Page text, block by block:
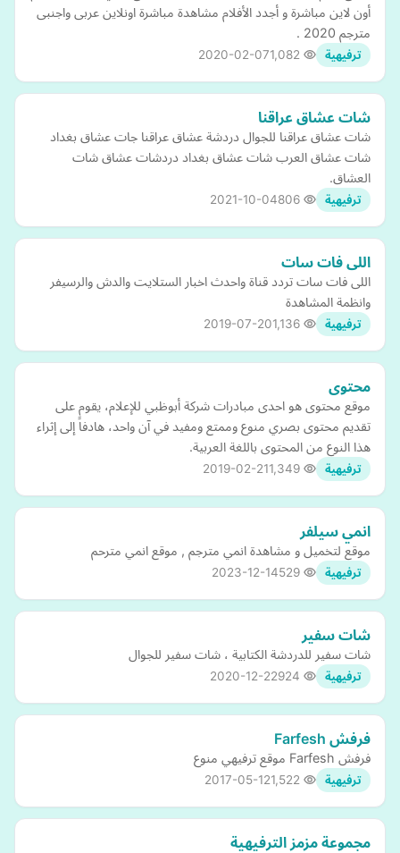
أون لاين مباشرة و أجدد الأفلام مشاهدة مباشرة اونلاين عربى واجنبى
مترجم 2020 .
ترفيهية 2020-02-07
شات عشاق عراقنا
شات عشاق عراقنا للجوال دردشة عشاق عراقنا جات عشاق بغداد
شات عشاق العرب شات عشاق بغداد دردشات عشاق شات
العشاق.
ترفيهية 2021-10-04
اللى فات سات
اللى فات سات تردد قناة واحدث اخبار الستلايت والدش والرسيفر
وانظمة المشاهدة
ترفيهية 2019-07-20
محتوى
موقع محتوى هو احدى مبادرات شركة أبوظبي للإعلام، يقوم على
تقديم محتوى بصري منوع وممتع ومفيد في آن واحد، هادفاً إلى إثراء
هذا النوع من المحتوى باللغة العربية.
ترفيهية 2019-02-21
انمي سيلفر
موقع لتخميل و مشاهدة انمي مترجم , موقع انمي مترحم
ترفيهية 2023-12-14
شات سفير
شات سفير للدردشة الكتابية ، شات سفير للجوال
ترفيهية 2020-12-22
فرفش Farfesh
فرفش Farfesh موقع ترفيهي منوع
ترفيهية 2017-05-12
مجموعة مزمز الترفيهية